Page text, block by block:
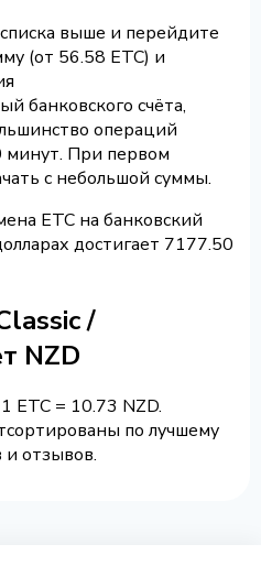
выше и перейдите
(от 56.58 ETC) и
банковского счёта,
операций
минут. При первом
с небольшой суммы.
ETC на банковский
достигает 7177.50
/
NZD
ETC = 10.73 NZD.
по лучшему
и отзывов.